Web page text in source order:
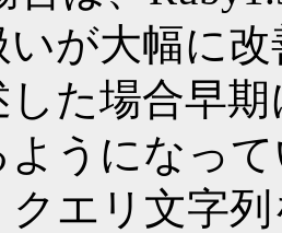
が大幅に
した場合早
ようになっ
クエリ文字